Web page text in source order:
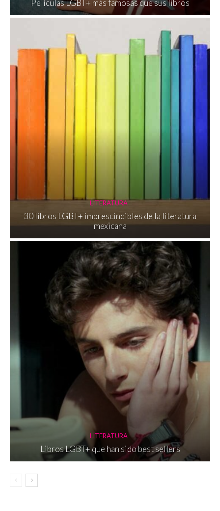
Películas LGBT+ más famosas que sus libros
LITERATURA
30 libros LGBT+ imprescindibles de la literatura
mexicana
LITERATURA
Libros LGBT+ que han sido best sellers